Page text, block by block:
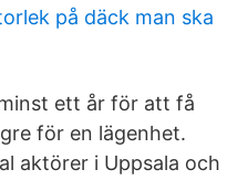
på däck man ska
ett år för att få
för en lägenhet.
aktörer i Uppsala och